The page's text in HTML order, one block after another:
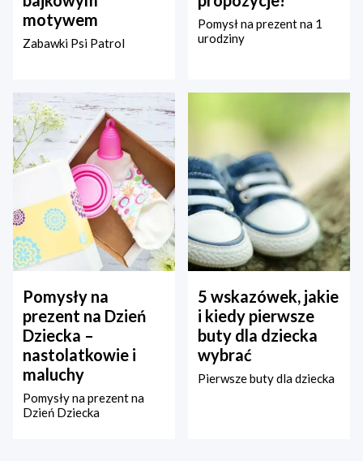
motywem
Zabawki Psi Patrol
Pomysł na prezent na 1
urodziny
Pomysły na
prezent na Dzień
Dziecka –
nastolatkowie i
maluchy
Pomysły na prezent na
Dzień Dziecka
5 wskazówek, jakie
i kiedy pierwsze
buty dla dziecka
wybrać
Pierwsze buty dla dziecka